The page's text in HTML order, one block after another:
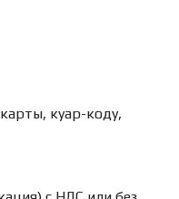
куар-коду,